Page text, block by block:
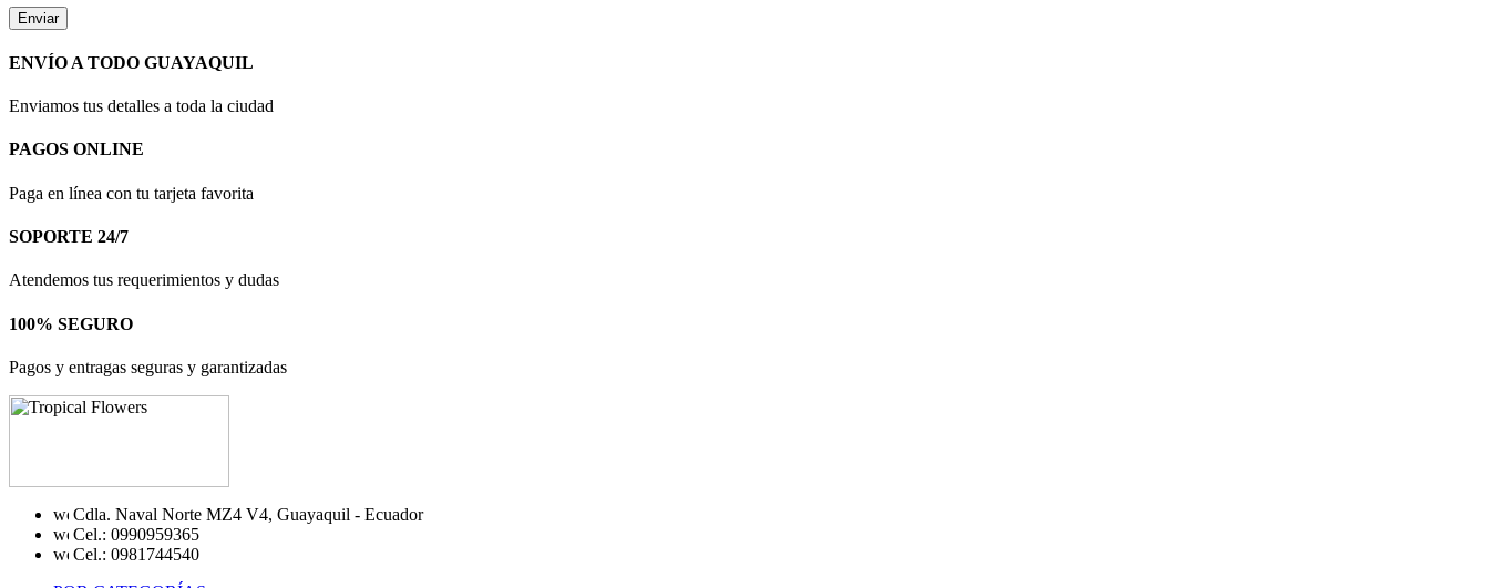
ENVÍO A TODO GUAYAQUIL
Enviamos tus detalles a toda la ciudad
PAGOS ONLINE
Paga en línea con tu tarjeta favorita
SOPORTE 24/7
Atendemos tus requerimientos y dudas
100% SEGURO
Pagos y entragas seguras y garantizadas
Cdla. Naval Norte MZ4 V4, Guayaquil - Ecuador
Cel.: 0990959365
Cel.: 0981744540